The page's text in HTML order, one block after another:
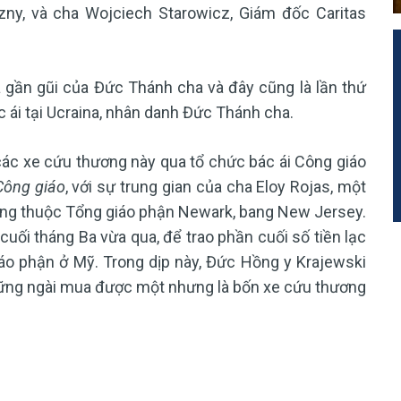
và cha Wojciech Starowicz, Giám đốc Caritas
gũi của Đức Thánh cha và đây cũng là lần thứ
tại Ucraina, nhân danh Đức Thánh cha.
xe cứu thương này qua tổ chức bác ái Công giáo
giáo, với sự trung gian của cha Eloy Rojas, một
thuộc Tổng giáo phận Newark, bang New Jersey.
tháng Ba vừa qua, để trao phần cuối số tiền lạc
phận ở Mỹ. Trong dịp này, Đức Hồng y Krajewski
ngài mua được một nhưng là bốn xe cứu thương